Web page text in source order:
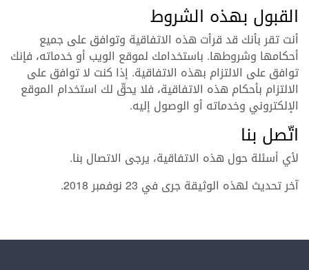
القبول بهذه الشروط
أنت تقر بأنك قد قرأت هذه الاتفاقية وتوافق على جميع
أحكامها وشروطها. باستخدامك لموقع الويب أو خدماته، فإنك
توافق على الالتزام بهذه الاتفاقية. إذا كنت لا توافق على
الالتزام بأحكام هذه الاتفاقية، فلا يحقّ لك استخدام الموقع
الإلكتروني وخدماته أو الوصول إليه.
اتّصل بنا
لأي أسئلة حول هذه الاتفاقية، يرجى الاتصال بنا.
آخر تحديث لهذه الوثيقة جرى في 23 نوفمبر 2018.